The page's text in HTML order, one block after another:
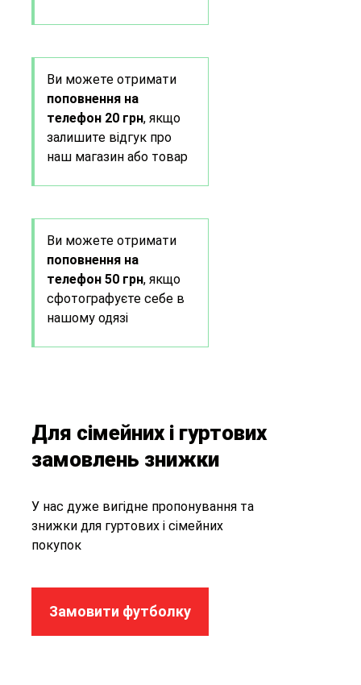
Ви можете отримати
поповнення на
телефон 20 грн, якщо
залишите відгук про
наш магазин або товар
Ви можете отримати
поповнення на
телефон 50 грн, якщо
сфотографуєте себе в
нашому одязі
Для сімейних і гуртових
замовлень знижки
У нас дуже вигідне пропонування та
знижки для гуртових і сімейних
покупок
Замовити футболку